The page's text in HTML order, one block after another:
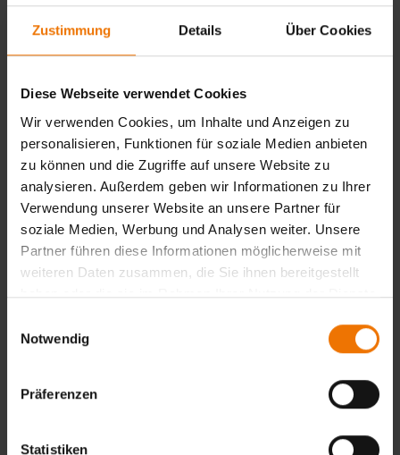
Zustimmung Details Über Cookies
Diese Webseite verwendet Cookies
Wir verwenden Cookies, um Inhalte und Anzeigen zu
personalisieren, Funktionen für soziale Medien anbieten
zu können und die Zugriffe auf unsere Website zu
analysieren. Außerdem geben wir Informationen zu Ihrer
Verwendung unserer Website an unsere Partner für
soziale Medien, Werbung und Analysen weiter. Unsere
Partner führen diese Informationen möglicherweise mit
weiteren Daten zusammen, die Sie ihnen bereitgestellt
haben oder die sie im Rahmen Ihrer Nutzung der Dienste
Notwendig
Präferenzen
Statistiken
Teilnehmer, die im Gesamtpreis enthalten sind.
Vertrauliche Atmosphäre: In einer geschlossenen Gruppe
können auch sensible Fragen erörtert werden, die in einem
werden könnten.
Ihnen entsteht kein weiterer Aufwand. Reise- und
Übernachtungskosten für Ihre Mitarbeiter entfallen.
Auch nach einer Schulung beraten wir Sie gerne die
vermittelten Inhalte in die Praxis umzusetzen.
Viele Unternehmen haben sich bereits von der Qualität
unserer Leistungen überzeugt. Auf Anfrage schicken wir
Ihnen gerne eine Referenzliste.
Sie haben keine geeigneten Räume für Ihre Schulung?
Kein Problem! Wir übernehmen auf Wunsch die komplette
Schulungsangebot.